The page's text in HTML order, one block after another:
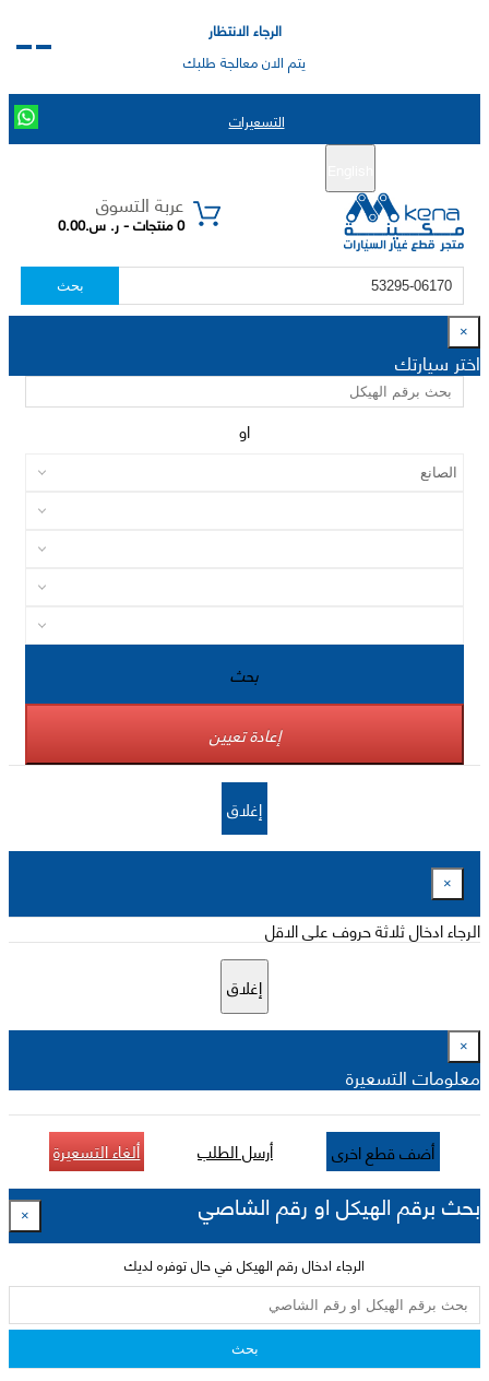
الرجاء الانتظار
يتم الان معالجة طلبك
التسعيرات
عربة التسوق
0 منتجات - ر. س.0.00
بحث
×
اختر سيارتك
او
بحث
إعادة تعيين
إغلاق
×
الرجاء ادخال ثلاثة حروف على الاقل
إغلاق
×
معلومات التسعيرة
أضف قطع اخرى أرسل الطلب ألغاء التسعيرة
بحث برقم الهيكل او رقم الشاصي ×
الرجاء ادخال رقم الهيكل في حال توفره لديك
بحث